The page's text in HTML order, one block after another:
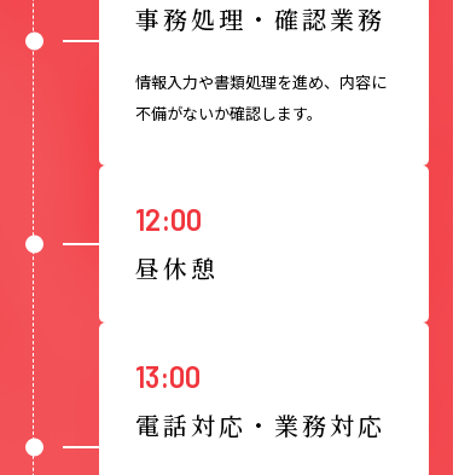
事務処理・確認業務
情報入力や書類処理を進め、内容に
不備がないか確認します。
12:00
昼休憩
13:00
電話対応・業務対応